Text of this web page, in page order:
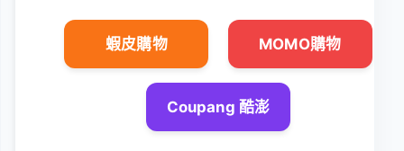
蝦皮購物 MOMO購物
Coupang 酷澎